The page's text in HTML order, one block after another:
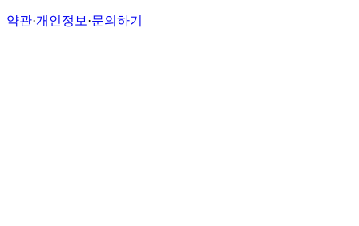
약관·개인정보 ·문의하기